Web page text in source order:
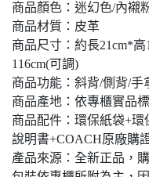
商品顏色：迷幻色/內襯
商品材質：皮革
商品尺寸：約長21cm*高
116cm(可調)
商品功能：斜背/側背/手
商品產地：依專櫃實品
商品配件：環保紙袋+
說明書+COACH原廠購
產品來源：全新正品，